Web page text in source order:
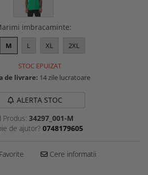
imbracaminte:
M L XL 2XL
STOC EPUIZAT
de livrare: 14 zile lucratoare
ALERTA STOC
Produs: 34297_001-M
de ajutor? 0748179605
Cere informatii